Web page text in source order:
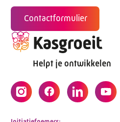
Contactformulier
Helpt je ontwikkelen